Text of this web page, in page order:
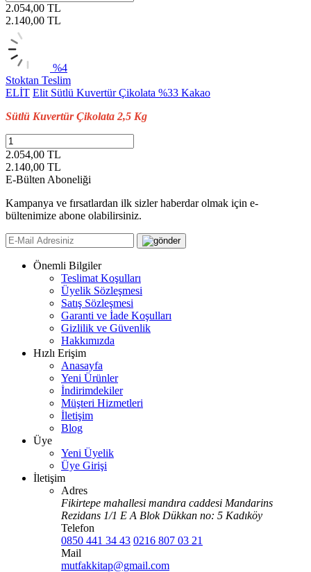
2.054,00 TL
2.140,00 TL
%4
Stoktan Teslim
ELİT Elit Sütlü Kuvertür Çikolata %33 Kakao
Sütlü Kuvertür Çikolata 2,5 Kg
2.054,00 TL
2.140,00 TL
E-Bülten Aboneliği
Kampanya ve fırsatlardan ilk sizler haberdar olmak için e-
bültenimize abone olabilirsiniz.
Önemli Bilgiler
Teslimat Koşulları
Üyelik Sözleşmesi
Satış Sözleşmesi
Garanti ve İade Koşulları
Gizlilik ve Güvenlik
Hakkımızda
Hızlı Erişim
Anasayfa
Yeni Ürünler
İndirimdekiler
Müşteri Hizmetleri
İletişim
Blog
Üye
Yeni Üyelik
Üye Girişi
İletişim
Adres
Fikirtepe mahallesi mandıra caddesi Mandarins
Rezidans 1/1 E A Blok Dükkan no: 5 Kadıköy
Telefon
0850 441 34 43 0216 807 03 21
Mail
mutfakkitap@gmail.com